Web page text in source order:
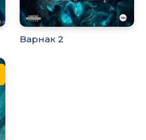
Варнак 2